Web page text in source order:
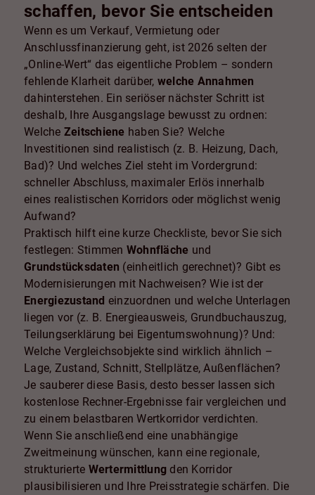
schaffen, bevor Sie entscheiden
Wenn es um Verkauf, Vermietung oder
Anschlussfinanzierung geht, ist 2026 selten der
„Online-Wert“ das eigentliche Problem – sondern
fehlende Klarheit darüber, welche Annahmen
dahinterstehen. Ein seriöser nächster Schritt ist
deshalb, Ihre Ausgangslage bewusst zu ordnen:
Welche Zeitschiene haben Sie? Welche
Investitionen sind realistisch (z. B. Heizung, Dach,
Bad)? Und welches Ziel steht im Vordergrund:
schneller Abschluss, maximaler Erlös innerhalb
eines realistischen Korridors oder möglichst wenig
Aufwand?
Praktisch hilft eine kurze Checkliste, bevor Sie sich
festlegen: Stimmen Wohnfläche und
Grundstücksdaten (einheitlich gerechnet)? Gibt es
Modernisierungen mit Nachweisen? Wie ist der
Energiezustand einzuordnen und welche Unterlagen
liegen vor (z. B. Energieausweis, Grundbuchauszug,
Teilungserklärung bei Eigentumswohnung)? Und:
Welche Vergleichsobjekte sind wirklich ähnlich –
Lage, Zustand, Schnitt, Stellplätze, Außenflächen?
Je sauberer diese Basis, desto besser lassen sich
kostenlose Rechner-Ergebnisse fair vergleichen und
zu einem belastbaren Wertkorridor verdichten.
Wenn Sie anschließend eine unabhängige
Zweitmeinung wünschen, kann eine regionale,
strukturierte Wertermittlung den Korridor
plausibilisieren und Ihre Preisstrategie schärfen. Die